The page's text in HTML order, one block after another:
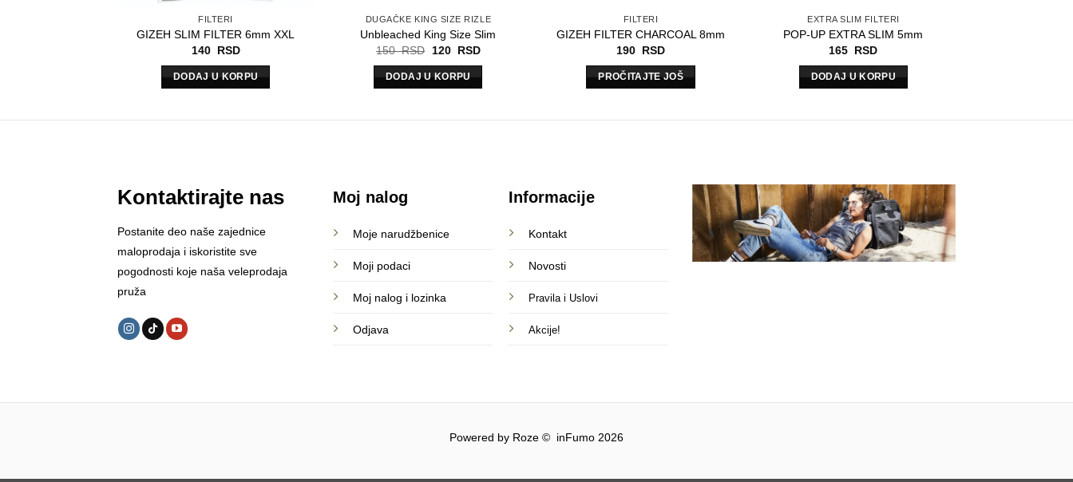
FILTERI
GIZEH SLIM FILTER 6mm XXL
140 RSD
DODAJ U KORPU
DUGAČKE KING SIZE RIZLE
Unbleached King Size Slim
150RSD
Originalna
je
bila:
120 RSDTrenutna
DODAJ U KORPU
FILTERI
GIZEH FILTER CHARCOAL 8mm
190 RSD
PROČITAJTE JOŠ
EXTRA SLIM FILTERI
POP-UP EXTRA SLIM 5mm
165 RSD
DODAJ U KORPU
Kontaktirajte nas
Postanite deo naše zajednice
maloprodaja i iskoristite sve
pogodnosti koje naša veleprodaja
pruža
Moj nalog
Moje narudžbenice
Moji podaci
Moj nalog i lozinka
Odjava
Informacije
Kontakt
Novosti
Pravila i Uslovi
Akcije!
Powered by Roze © inFumo 2026